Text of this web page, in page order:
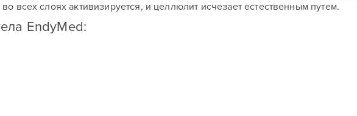
всех слоях активизируется, и целлюлит исчезает естественным путем.
EndyMed: